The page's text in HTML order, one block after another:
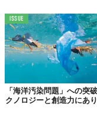
ISSUE
「海洋汚染問題」への突
クノロジーと創造力にあり